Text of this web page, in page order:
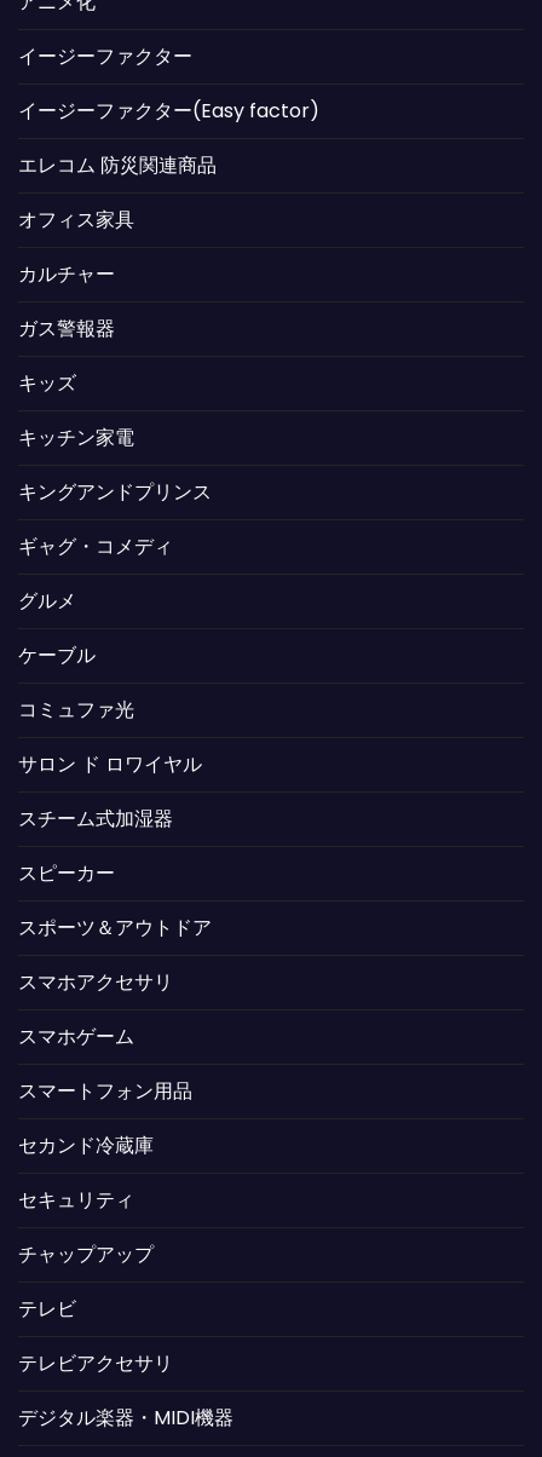
イージーファクター
イージーファクター(Easy factor)
エレコム 防災関連商品
オフィス家具
カルチャー
ガス警報器
キッズ
キッチン家電
キングアンドプリンス
ギャグ・コメディ
グルメ
ケーブル
コミュファ光
サロン ド ロワイヤル
スチーム式加湿器
スピーカー
スポーツ＆アウトドア
スマホアクセサリ
スマホゲーム
スマートフォン用品
セカンド冷蔵庫
セキュリティ
チャップアップ
テレビ
テレビアクセサリ
デジタル楽器・MIDI機器